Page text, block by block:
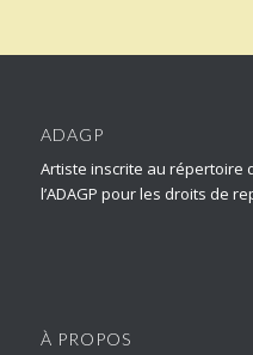
ADAGP
Artiste inscrite au répertoire
l’ADAGP pour les droits de
À PROPOS